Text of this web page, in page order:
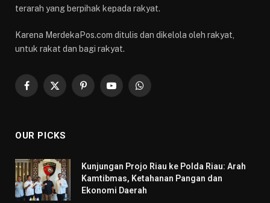
terarah yang berpihak kepada rakyat.
Karena MerdekaPos.com ditulis dan dikelola oleh rakyat,
untuk rakat dan bagi rakyat.
Facebook
X
PinterestYouTubeWhatsApp
OUR PICKS
Kunjungan Projo Riau ke Polda Riau: Arah
Kamtibmas, Ketahanan Pangan dan
Ekonomi Daerah